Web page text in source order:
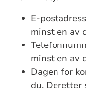
E-
minst en av
minst en av
Dagen for
du. Deretter